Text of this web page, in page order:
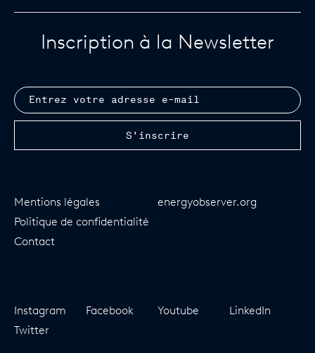
S'inscrire à la newsletter
Inscription à la Newsletter
Email
S'inscrire
Mentions légales
Politique de confidentialité
Contact
energyobserver.org
Instagram Facebook Youtube
LinkedIn
Twitter